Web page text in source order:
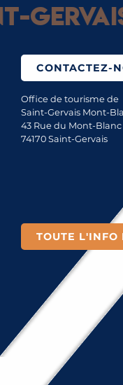
CONTACTEZ-
Office de tourisme de
Saint-Gervais Mont-
43 Rue du Mont-Blanc
74170 Saint-Gervais
TOUTE L'INFO